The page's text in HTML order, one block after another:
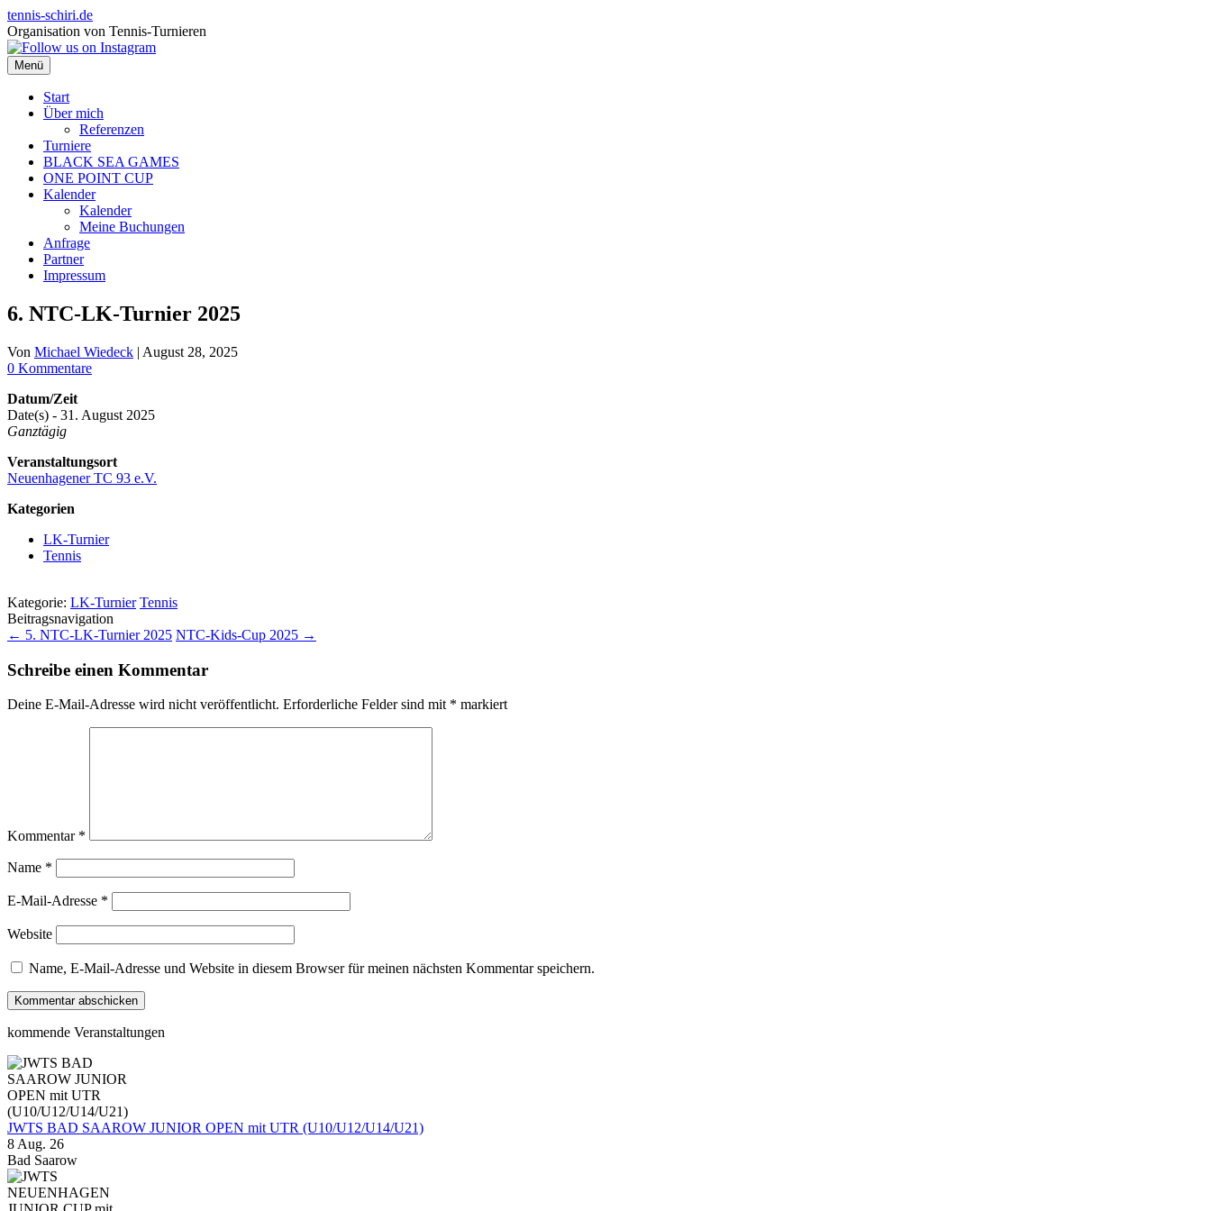
Zum
Inhalt
springen
tennis-schiri.de
Organisation von Tennis-Turnieren
Menü
Start
Über mich
Referenzen
Turniere
BLACK SEA GAMES
ONE POINT CUP
Kalender
Kalender
Meine Buchungen
Anfrage
Partner
Impressum
6. NTC-LK-Turnier 2025
Von Michael Wiedeck | August 28, 2025
0 Kommentare
Datum/Zeit
Date(s) - 31. August 2025
Ganztägig
Veranstaltungsort
Neuenhagener TC 93 e.V.
Kategorien
LK-Turnier
Tennis
Kategorie: LK-Turnier Tennis
Beitragsnavigation
← 5. NTC-LK-Turnier 2025 NTC-Kids-Cup 2025 →
Schreibe einen Kommentar
Deine E-Mail-Adresse wird nicht veröffentlicht. Erforderliche Felder sind mit * markiert
Kommentar *
Name *
E-Mail-Adresse *
Website
Name, E-Mail-Adresse und Website in diesem Browser für meinen nächsten Kommentar speichern.
kommende Veranstaltungen
JWTS BAD SAAROW JUNIOR OPEN mit UTR (U10/U12/U14/U21)
8 Aug. 26
Bad Saarow